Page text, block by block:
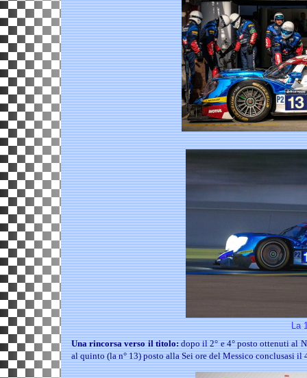
La
Una rincorsa verso il titolo: dopo il 2° e 4° posto ottenuti al
al quinto (la n° 13) posto alla Sei ore del Messico conclusasi il